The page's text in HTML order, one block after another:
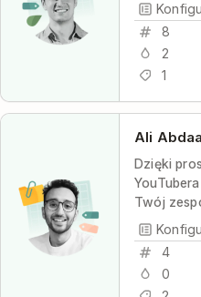
8
2
1
Ali
Dzięki
Twój
zadań i
4
0